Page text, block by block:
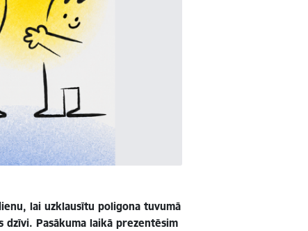
lai uzklausītu poligona tuvumā
Pasākuma laikā prezentēsim